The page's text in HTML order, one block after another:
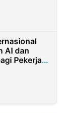
AI dan
Pekerja